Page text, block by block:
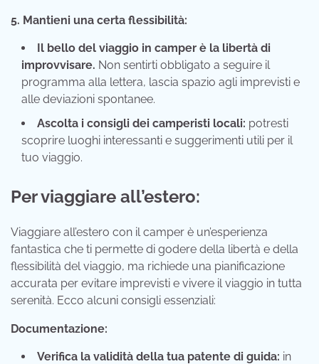
5. Mantieni una certa flessibilità:
Il bello del viaggio in camper è la libertà di
improvvisare. Non sentirti obbligato a seguire il
programma alla lettera, lascia spazio agli imprevisti e
alle deviazioni spontanee.
Ascolta i consigli dei camperisti locali: potresti
scoprire luoghi interessanti e suggerimenti utili per il
tuo viaggio.
Per viaggiare all’estero:
Viaggiare all’estero con il camper è un’esperienza
fantastica che ti permette di godere della libertà e della
flessibilità del viaggio, ma richiede una pianificazione
accurata per evitare imprevisti e vivere il viaggio in tutta
serenità. Ecco alcuni consigli essenziali:
Documentazione:
Verifica la validità della tua patente di guida: in